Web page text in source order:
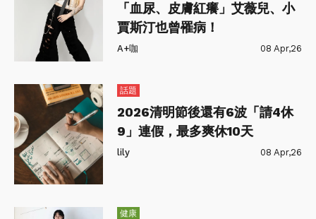
「血尿、皮膚紅癢」艾薇兒、小
賈斯汀也曾罹病！
A+咖 08 Apr,26
話題
2026清明節後還有6波「請4休
9」連假，最多爽休10天
lily 08 Apr,26
健康